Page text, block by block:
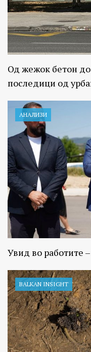
Од жежок бетон
последици од
АНАЛИЗИ
Увид во работите
BALKAN INSIGHT